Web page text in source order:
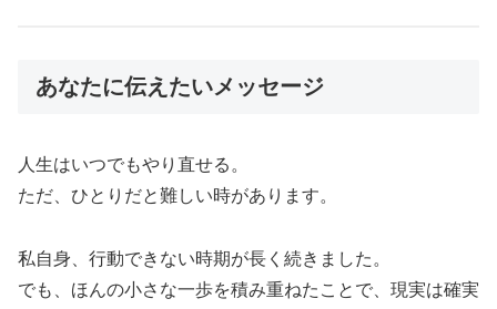
あなたに伝えたいメッセージ
人生はいつでもやり直せる。
ただ、ひとりだと難しい時があります。
私自身、行動できない時期が長く続きました。
でも、ほんの小さな一歩を積み重ねたことで、現実は確実